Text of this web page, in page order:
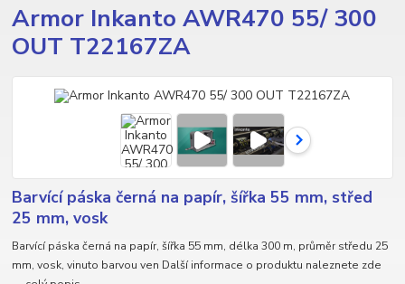
Armor Inkanto AWR470 55/ 300
OUT T22167ZA
Barvící páska černá na papír, šířka 55 mm, střed
25 mm, vosk
Barvící páska černá na papír, šířka 55 mm, délka 300 m, průměr středu 25
mm, vosk, vinuto barvou ven Další informace o produktu naleznete zde